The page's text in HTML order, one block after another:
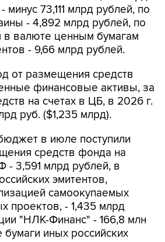
минус 73,111 млрд рублей, по
- 4,892 млрд рублей, по
валюте ценным бумагам
- 9,66 млрд рублей.
от размещения средств
финансовые активы, за
на счетах в ЦБ, в 2026 г.
руб. ($1,235 млрд).
в июле поступили
средств фонда на
- 3,591 млрд рублей, в
эмитентов,
самоокупаемых
проектов, - 1,435 млрд
"НЛК-Финанс" - 166,8 млн
иных российских